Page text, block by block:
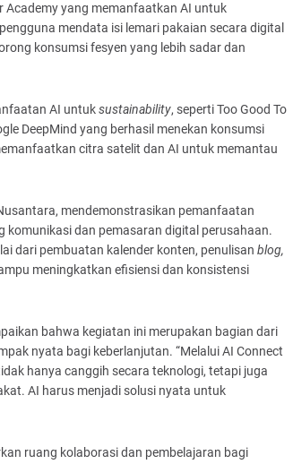
Academy yang memanfaatkan AI untuk
mendata isi lemari pakaian secara digital
konsumsi fesyen yang lebih sadar dan
AI untuksustainability, seperti Too Good To
DeepMind yang berhasil menekan konsumsi
citra satelit dan AI untuk memantau
mendemonstrasikan pemanfaatan
komunikasi dan pemasaran digital perusahaan.
dari pembuatan kalender konten, penulisan blog,
meningkatkan efisiensi dan konsistensi
bahwa kegiatan ini merupakan bagian dari
nyata bagi keberlanjutan. “Melalui AI Connect
hanya canggih secara teknologi, tetapi juga
AI harus menjadi solusi nyata untuk
ruang kolaborasi dan pembelajaran bagi